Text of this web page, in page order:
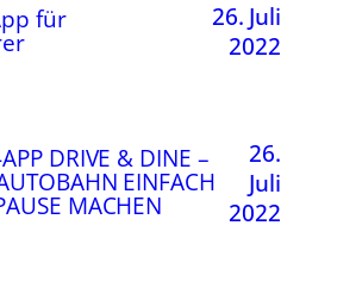
für
26. Juli
2022
DRIVE & DINE –
EINFACH
MACHEN
26.
Juli
2022